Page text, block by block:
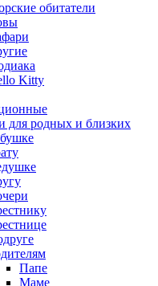
обитатели
Kitty
для родных и близких
Папе
Маме